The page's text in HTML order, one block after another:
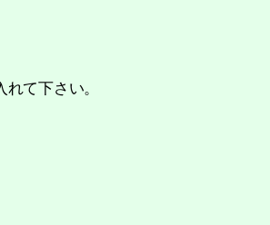
て下さい。